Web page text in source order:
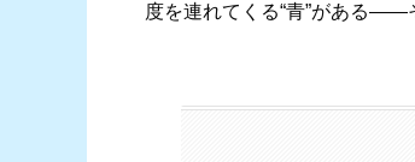
度を連れてくる“青”がある――